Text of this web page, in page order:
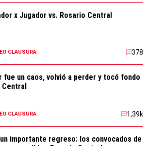
x Jugador vs. Rosario Central
CLAUSURA 378
fue un caos, volvió a perder y tocó fondo
CLAUSURA 1,39k
importante regreso: los convocados de